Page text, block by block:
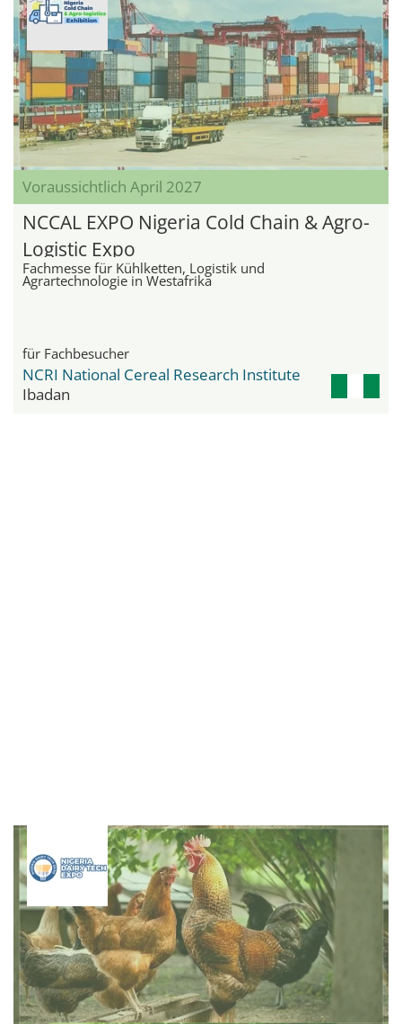
Voraussichtlich April 2027
NCCAL EXPO Nigeria Cold Chain & Agro-
Logistic Expo
Fachmesse für Kühlketten, Logistik und
Agrartechnologie in Westafrika
für Fachbesucher
NCRI National Cereal Research Institute
Ibadan